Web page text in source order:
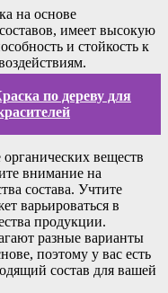
на основе
имеет высокую
и стойкость к
по дереву для
веществ
внимание на
состава. Учтите
варьироваться в
продукции.
разные варианты
поэтому у вас есть
состав для вашей